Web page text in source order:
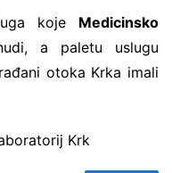
koje Medicinsko
a paletu uslugu
otoka Krka imali
Krk